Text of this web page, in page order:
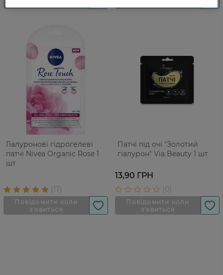
Гіалуронові гідрогелеві
патчі Nivea Organic Rose 1
шт
Патчі під очі "Золотий
гіалурон" Via Beauty 1 шт
13,90 ГРН